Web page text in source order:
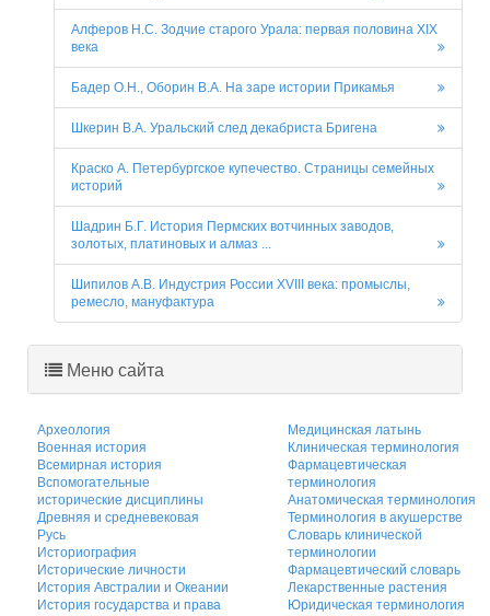
Алферов Н.С. Зодчие старого Урала: первая половина XIX
века
Бадер О.Н., Оборин В.А. На заре истории Прикамья
Шкерин В.А. Уральский след декабриста Бригена
Краско А. Петербургское купечество. Страницы семейных
историй
Шадрин Б.Г. История Пермских вотчинных заводов,
золотых, платиновых и алмаз ...
Шипилов А.В. Индустрия России XVIII века: промыслы,
ремесло, мануфактура
Меню сайта
Археология
Военная история
Всемирная история
Вспомогательные
исторические дисциплины
Древняя и средневековая
Русь
Историография
Исторические личности
История Австралии и Океании
История государства и права
Медицинская латынь
Клиническая терминология
Фармацевтическая
терминология
Анатомическая терминология
Терминология в акушерстве
Словарь клинической
терминологии
Фармацевтический словарь
Лекарственные растения
Юридическая терминология